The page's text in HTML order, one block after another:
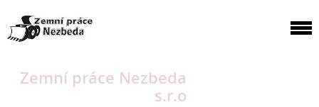
Zemní práce Nezbeda
s.r.o